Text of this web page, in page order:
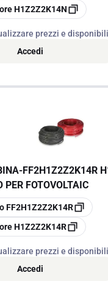
H1Z2Z2K14N
prezzi e
Accedi
-FF2H1Z2Z2K14R
PER FOTOVOLTAIC
FF2H1Z2Z2K14R
H1Z2Z2K14R
prezzi e
Accedi